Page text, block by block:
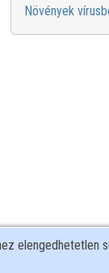
Növények
elengedhetetlen